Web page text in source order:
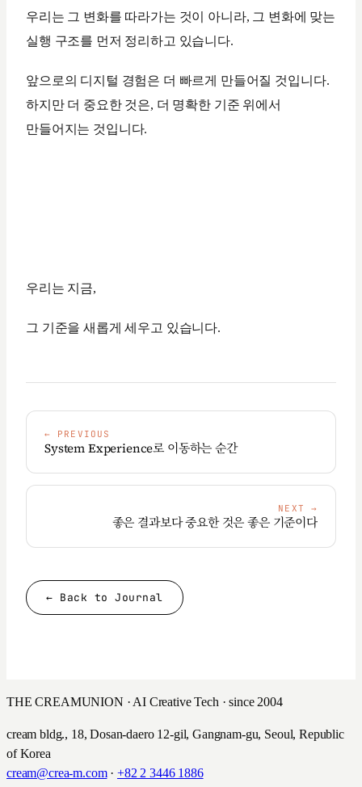
우리는 그 변화를 따라가는 것이 아니라, 그 변화에 맞는
실행 구조를 먼저 정리하고 있습니다.
앞으로의 디지털 경험은 더 빠르게 만들어질 것입니다.
하지만 더 중요한 것은, 더 명확한 기준 위에서
만들어지는 것입니다.
우리는 지금,
그 기준을 새롭게 세우고 있습니다.
← PREVIOUS
System Experience로 이동하는 순간
NEXT →
좋은 결과보다 중요한 것은 좋은 기준이다
← Back to Journal
THE CREAMUNION · AI Creative Tech · since 2004
cream bldg., 18, Dosan-daero 12-gil, Gangnam-gu, Seoul, Republic
of Korea
cream@crea-m.com· +82 2 3446 1886